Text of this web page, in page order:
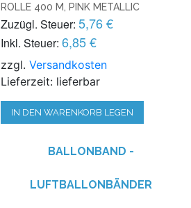
ROLLE 400 M, PINK METALLIC
Zuzügl. Steuer: 5,76 €
Inkl. Steuer: 6,85 €
zzgl.Versandkosten
Lieferzeit: lieferbar
IN DEN WARENKORB LEGEN
BALLONBAND -
LUFTBALLONBÄNDER